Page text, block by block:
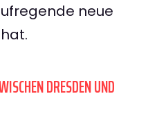
neue
DRESDEN UND